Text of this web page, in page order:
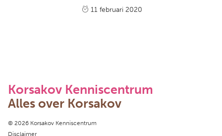
11 februari 2020
Korsakov Kenniscentrum
Alles over Korsakov
Copyright navigation
© 2026 Korsakov Kenniscentrum
Disclaimer